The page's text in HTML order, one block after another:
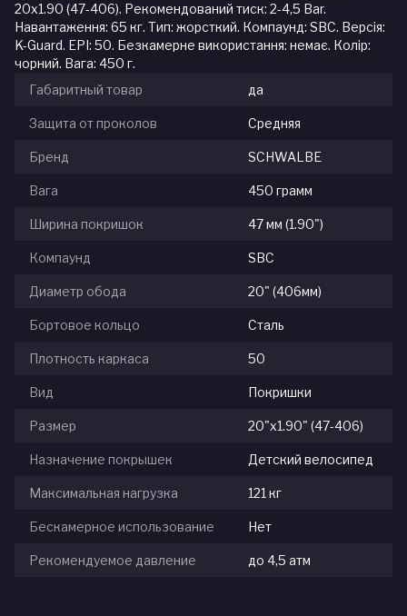
20x1.90 (47-406). Рекомендований тиск: 2-4,5 Bar.
Навантаження: 65 кг. Тип: жорсткий. Компаунд: SBC. Версія:
K-Guard. EPI: 50. Безкамерне використання: немає. Колір:
чорний. Вага: 450 г.
Габаритный товар
да
Защита от проколов Средняя
Бренд SCHWALBE
Вага 450 грамм
Ширина покришок 47 мм (1.90")
Компаунд SBC
Диаметр обода 20" (406мм)
Бортовое кольцо Сталь
Плотность каркаса 50
Вид Покришки
Размер 20"x1.90" (47-406)
Назначение покрышек Детский велосипед
Максимальная нагрузка 121 кг
Бескамерное использование Нет
Рекомендуемое давление до 4,5 атм